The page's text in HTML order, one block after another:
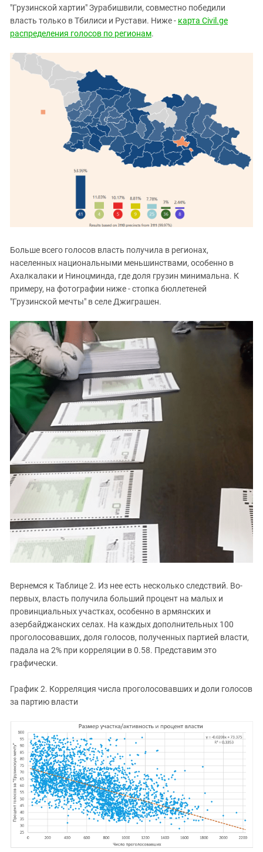
"Грузинской хартии" Зурабишвили, совместно победили
власть только в Тбилиси и Рустави. Ниже - карта Civil.ge
распределения голосов по регионам.
Больше всего голосов власть получила в регионах,
населенных национальными меньшинствами, особенно в
Ахалкалаки и Ниноцминда, где доля грузин минимальна. К
примеру, на фотографии ниже - стопка бюллетеней
"Грузинской мечты" в селе Джиграшен.
Вернемся к Таблице 2. Из нее есть несколько следствий. Во-
первых, власть получила больший процент на малых и
провинциальных участках, особенно в армянских и
азербайджанских селах. На каждых дополнительных 100
проголосовавших, доля голосов, полученных партией власти,
падала на 2% при корреляции в 0.58. Представим это
графически.
График 2. Корреляция числа проголосовавших и доли голосов
за партию власти